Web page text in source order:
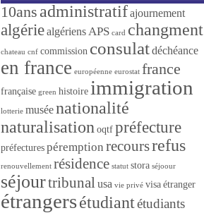
10ans administratif ajournement
algérie algériens APS card changment
chateau cnf commission consulat déchéance
en france européenne eurostat france
française green histoire immigration
lotterie musée nationalité
naturalisation oqtf préfecture
préfectures péremption recoursrefus
renouvellement résidence statut stora séjoour
séjourtribunal usa vie privé visa étranger
étrangersétudiantétudiants